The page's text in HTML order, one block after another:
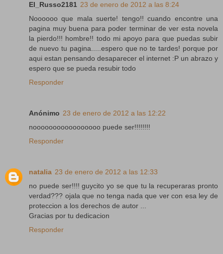
El_Russo2181 23 de enero de 2012 a las 8:24
Noooooo que mala suerte! tengo!! cuando encontre una
pagina muy buena para poder terminar de ver esta novela
la pierdo!!! hombre!! todo mi apoyo para que puedas subir
de nuevo tu pagina.....espero que no te tardes! porque por
aqui estan pensando desaparecer el internet :P un abrazo y
espero que se pueda resubir todo
Responder
Anónimo 23 de enero de 2012 a las 12:22
nooooooooooooooooo puede ser!!!!!!!!
Responder
natalia 23 de enero de 2012 a las 12:33
no puede ser!!!! guycito yo se que tu la recuperaras pronto
verdad??? ojala que no tenga nada que ver con esa ley de
proteccion a los derechos de autor ...
Gracias por tu dedicacion
Responder